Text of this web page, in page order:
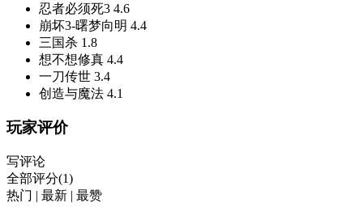
忍者必须死3 4.6
崩坏3-曙梦向明 4.4
三国杀 1.8
想不想修真 4.4
一刀传世 3.4
创造与魔法 4.1
玩家评价
写评论
全部评分(1)
热门 | 最新 | 最赞